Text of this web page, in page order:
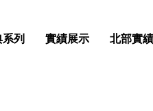
系列 實績展示 北部實績